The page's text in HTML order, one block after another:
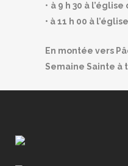
• à 9 h 30 à
• à 11 h 00 à
En montée vers
Semaine Sainte à